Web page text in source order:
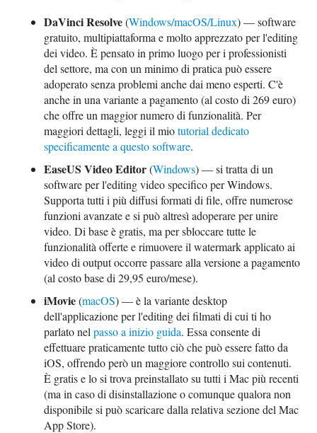
DaVinci Resolve(Windows/macOS/Linux) — software
gratuito, multipiattaforma e molto apprezzato per l'editing
dei video. È pensato in primo luogo per i professionisti
del settore, ma con un minimo di pratica può essere
adoperato senza problemi anche dai meno esperti. C'è
anche in una variante a pagamento (al costo di 269 euro)
che offre un maggior numero di funzionalità. Per
maggiori dettagli, leggi il miotutorial dedicato
specificamente a questo software.
EaseUS Video Editor(Windows) — si tratta di un
software per l'editing video specifico per Windows.
Supporta tutti i più diffusi formati di file, offre numerose
funzioni avanzate e si può altresì adoperare per unire
video. Di base è gratis, ma per sbloccare tutte le
funzionalità offerte e rimuovere il watermark applicato ai
video di output occorre passare alla versione a pagamento
(al costo base di 29,95 euro/mese).
iMovie(macOS) — è la variante desktop
dell'applicazione per l'editing dei filmati di cui ti ho
parlato nelpasso a inizio guida. Essa consente di
effettuare praticamente tutto ciò che può essere fatto da
iOS, offrendo però un maggiore controllo sui contenuti.
È gratis e lo si trova preinstallato su tutti i Mac più recenti
(ma in caso di disinstallazione o comunque qualora non
disponibile si può scaricare dalla relativa sezione del Mac
App Store).